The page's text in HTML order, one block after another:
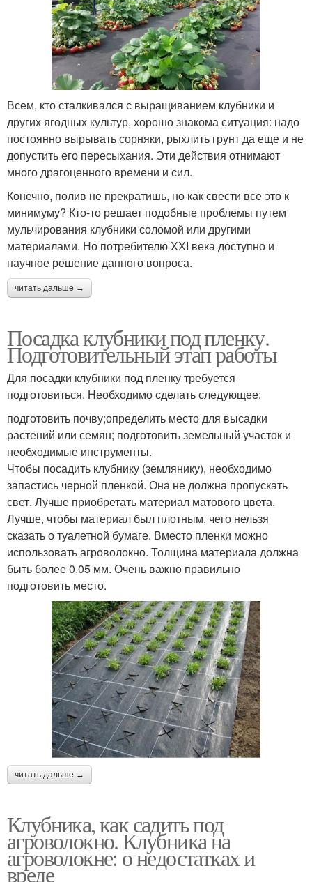
Всем, кто сталкивался с выращиванием клубники и
других ягодных культур, хорошо знакома ситуация: надо
постоянно вырывать сорняки, рыхлить грунт да еще и не
допустить его пересыхания. Эти действия отнимают
много драгоценного времени и сил.
Конечно, полив не прекратишь, но как свести все это к
минимуму? Кто-то решает подобные проблемы путем
мульчирования клубники соломой или другими
материалами. Но потребителю ХХI века доступно и
научное решение данного вопроса.
читать дальше →
Посадка клубники под пленку.
Подготовительный этап работы
Для посадки клубники под пленку требуется
подготовиться. Необходимо сделать следующее:
подготовить почву;определить место для высадки
растений или семян; подготовить земельный участок и
необходимые инструменты.
Чтобы посадить клубнику (землянику), необходимо
запастись черной пленкой. Она не должна пропускать
свет. Лучше приобретать материал матового цвета.
Лучше, чтобы материал был плотным, чего нельзя
сказать о туалетной бумаге. Вместо пленки можно
использовать агроволокно. Толщина материала должна
быть более 0,05 мм. Очень важно правильно
подготовить место.
читать дальше →
Клубника, как садить под
агроволокно. Клубника на
агроволокне: о недостатках и
вреде